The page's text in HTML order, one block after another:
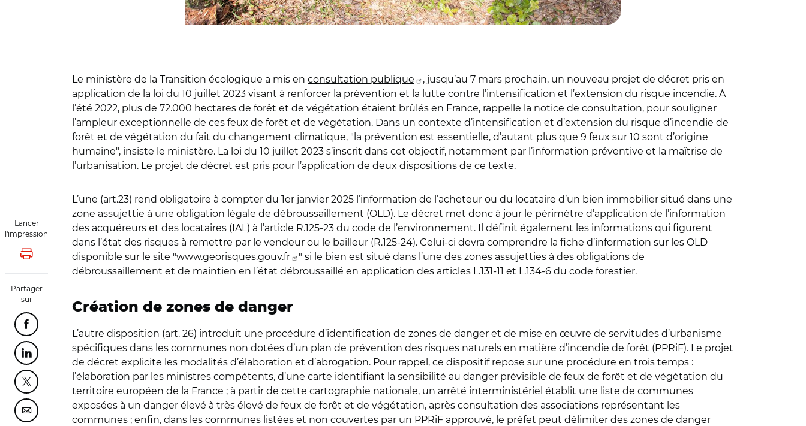
Lancer
l'impression
Lancer l'impression
Partager
sur
Partager cette page sur Facebook
Partager cette page sur Linkedin
Partager cette page sur Twitter
Partager cette page sur Courriel
Le ministère de la Transition écologique a mis en consultation publique
, jusqu’au 7 mars prochain, un nouveau projet de décret pris en
application de la loi du 10 juillet 2023 visant à renforcer la prévention et la lutte contre l’intensification et l’extension du risque incendie. À
l’été 2022, plus de 72.000 hectares de forêt et de végétation étaient brûlés en France, rappelle la notice de consultation, pour souligner
l’ampleur exceptionnelle de ces feux de forêt et de végétation. Dans un contexte d’intensification et d’extension du risque d’incendie de
forêt et de végétation du fait du changement climatique, "la prévention est essentielle, d’autant plus que 9 feux sur 10 sont d’origine
humaine", insiste le ministère. La loi du 10 juillet 2023 s’inscrit dans cet objectif, notamment par l’information préventive et la maîtrise de
l’urbanisation. Le projet de décret est pris pour l’application de deux dispositions de ce texte.
L’une (art.23) rend obligatoire à compter du 1er janvier 2025 l’information de l’acheteur ou du locataire d’un bien immobilier situé dans une
zone assujettie à une obligation légale de débroussaillement (OLD). Le décret met donc à jour le périmètre d’application de l’information
des acquéreurs et des locataires (IAL) à l’article R.125-23 du code de l’environnement. Il définit également les informations qui figurent
dans l’état des risques à remettre par le vendeur ou le bailleur (R.125-24). Celui-ci devra comprendre la fiche d’information sur les OLD
disponible sur le site "www.georisques.gouv.fr
" si le bien est situé dans l’une des zones assujetties à des obligations de
débroussaillement et de maintien en l’état débroussaillé en application des articles L.131-11 et L.134-6 du code forestier.
Création de zones de danger
L’autre disposition (art. 26) introduit une procédure d’identification de zones de danger et de mise en œuvre de servitudes d’urbanisme
spécifiques dans les communes non dotées d’un plan de prévention des risques naturels en matière d’incendie de forêt (PPRiF). Le projet
de décret explicite les modalités d’élaboration et d’abrogation. Pour rappel, ce dispositif repose sur une procédure en trois temps :
l’élaboration par les ministres compétents, d’une carte identifiant la sensibilité au danger prévisible de feux de forêt et de végétation du
territoire européen de la France ; à partir de cette cartographie nationale, un arrêté interministériel établit une liste de communes
exposées à un danger élevé à très élevé de feux de forêt et de végétation, après consultation des associations représentant les
communes ; enfin, dans les communes listées et non couvertes par un PPRiF approuvé, le préfet peut délimiter des zones de danger